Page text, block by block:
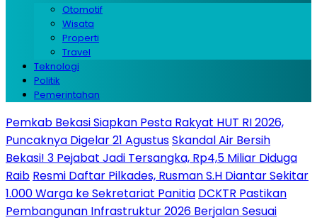
Otomotif
Wisata
Properti
Travel
Teknologi
Politik
Pemerintahan
Pemkab Bekasi Siapkan Pesta Rakyat HUT RI 2026,
Puncaknya Digelar 21 AgustusSkandal Air Bersih
Bekasi! 3 Pejabat Jadi Tersangka, Rp4,5 Miliar Diduga
Raib Resmi Daftar Pilkades, Rusman S.H Diantar Sekitar
1.000 Warga ke Sekretariat Panitia DCKTR Pastikan
Pembangunan Infrastruktur 2026 Berjalan Sesuai